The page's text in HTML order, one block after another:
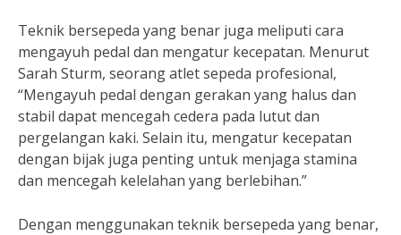
Teknik bersepeda yang benar juga meliputi cara
mengayuh pedal dan mengatur kecepatan. Menurut
Sarah Sturm, seorang atlet sepeda profesional,
“Mengayuh pedal dengan gerakan yang halus dan
stabil dapat mencegah cedera pada lutut dan
pergelangan kaki. Selain itu, mengatur kecepatan
dengan bijak juga penting untuk menjaga stamina
dan mencegah kelelahan yang berlebihan.”
Dengan menggunakan teknik bersepeda yang benar,